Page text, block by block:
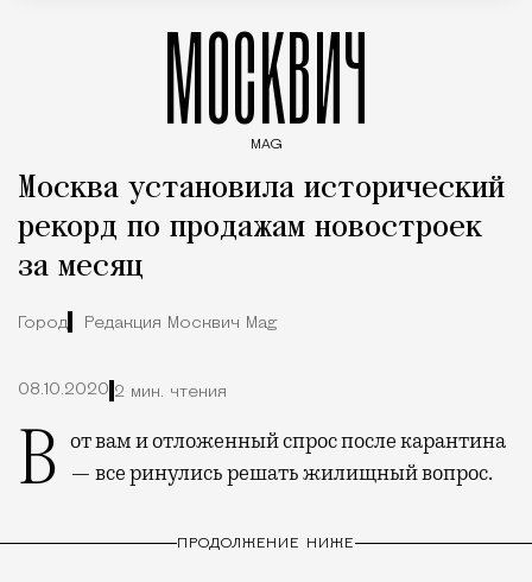
МОСКВИЧ
MAG
Москва установила исторический
рекорд по продажам новостроек
за месяц
Город Редакция Москвич Mag
08.10.2020 2 мин. чтения
Вот вам и отложенный спрос после карантина — все ринулись решать жилищный вопрос.
ПРОДОЛЖЕНИЕ НИЖЕ